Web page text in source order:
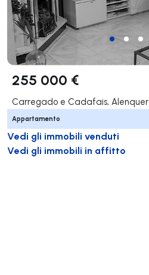
255 000 €
Carregado e Cadafais, Alenquer
Appartamento
Vedi gli immobili venduti
Vedi gli immobili in affitto